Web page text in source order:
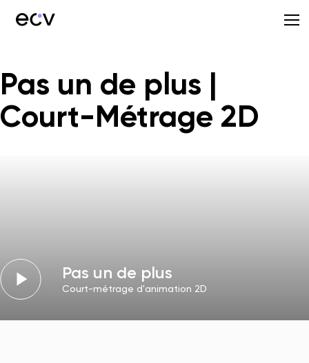
Pas un de plus |
Court-Métrage 2D
Pas un de plus
Court-métrage d'animation 2D